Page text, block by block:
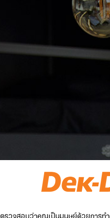
ตรวจสอบว่าคุณเป็นมนุษย์ด้วยการทำ